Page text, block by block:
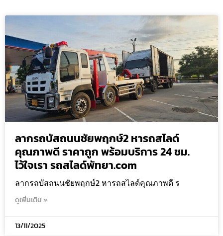
ลากรถบัสถนนชัยพฤกษ์2 หารถสไลด์
คุณภาพดี ราคาถูก พร้อมบริการ 24 ชม.
ไว้ใจเรา รถสไลด์พัทยา.com
ลากรถบัสถนนชัยพฤกษ์2 หารถสไลด์คุณภาพดี ร
ดูเพิ่มเติม »
13/11/2025